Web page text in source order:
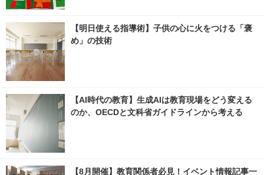
【明日使える指導術】子供の心に火をつける「褒
め」の技術
【AI時代の教育】生成AIは教育現場をどう変える
のか、OECDと文科省ガイドラインから考える
【8月開催】教育関係者必見！イベント情報記事一